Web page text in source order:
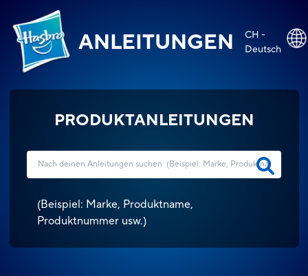
ANLEITUNGEN
CH -
Deutsch
PRODUKTANLEITUNGEN
(Beispiel: Marke, Produktname,
Produktnummer usw.)